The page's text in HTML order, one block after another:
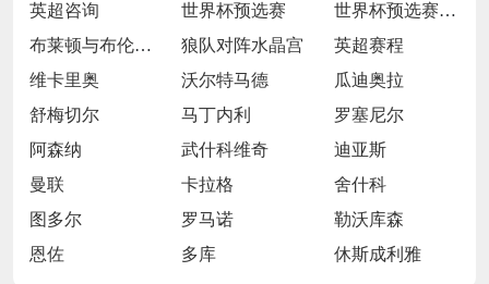
英超咨询
世界杯预选赛
世界杯预选赛直播
布莱顿与布伦特福德
狼队对阵水晶宫
英超赛程
维卡里奥
沃尔特马德
瓜迪奥拉
舒梅切尔
马丁内利
罗塞尼尔
阿森纳
武什科维奇
迪亚斯
曼联
卡拉格
舍什科
图多尔
罗马诺
勒沃库森
恩佐
多库 休斯成利雅